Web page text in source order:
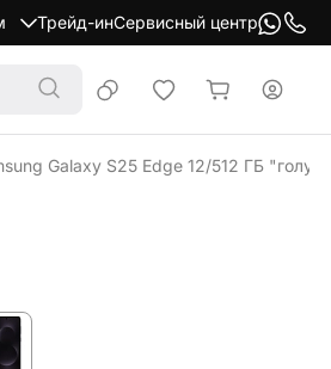
Трейд-инСервисный центр
Galaxy S25 Edge 12/512 ГБ